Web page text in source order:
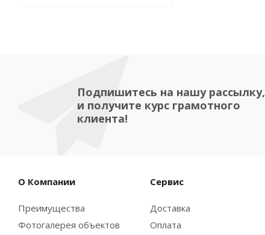
Подпишитесь на нашу рассылку,
и получите курс грамотного
клиента!
О Компании
Преимущества
Фотогалерея объектов
Сервис
Доставка
Оплата